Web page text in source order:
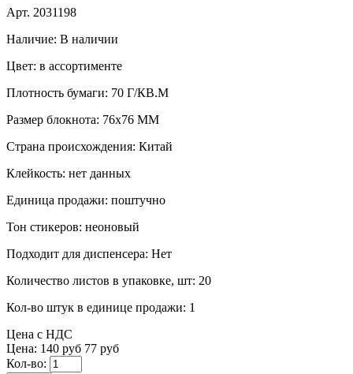
Арт. 2031198
Наличие: В наличии
Цвет: в ассортименте
Плотность бумаги: 70 Г/КВ.М
Размер блокнота: 76x76 ММ
Страна происхождения: Китай
Клейкость: нет данных
Единица продажи: поштучно
Тон стикеров: неоновый
Подходит для диспенсера: Нет
Количество листов в упаковке, шт: 20
Кол-во штук в единице продажи: 1
Цена с НДС
Цена: 140 руб 77 руб
Кол-во: